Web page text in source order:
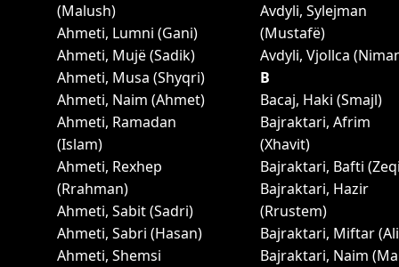
(Malush)
Ahmeti, Lumni (Gani)
Ahmeti, Mujë (Sadik)
Ahmeti, Musa (Shyqri)
Ahmeti, Naim (Ahmet)
Ahmeti, Ramadan
(Islam)
Ahmeti, Rexhep
(Rrahman)
Ahmeti, Sabit (Sadri)
Ahmeti, Sabri (Hasan)
Ahmeti, Shemsi
Avdyli, Sylejman
(Mustafë)
Avdyli, Vjollca
B
Bacaj, Haki (Smajl)
Bajraktari, Afrim
(Xhavit)
Bajraktari, Bafti
Bajraktari, Hazir
(Rrustem)
Bajraktari, Miftar
Bajraktari, Naim